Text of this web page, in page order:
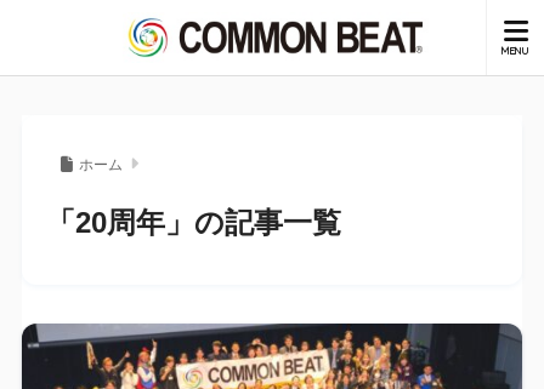
ホーム
「20周年」の記事一覧